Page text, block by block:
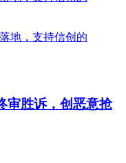
审胜诉，创恶意抢